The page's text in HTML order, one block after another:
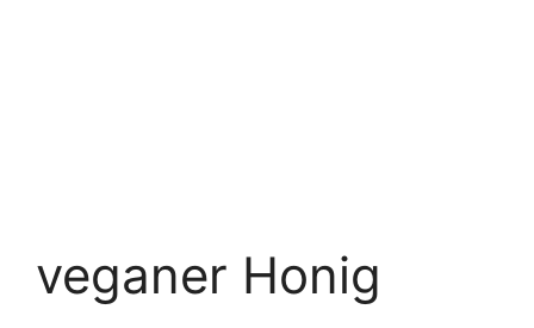
veganer Honig